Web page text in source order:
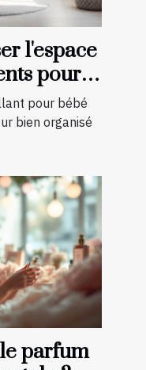
l'espace
pour
pour bébé
bien organisé
parfum